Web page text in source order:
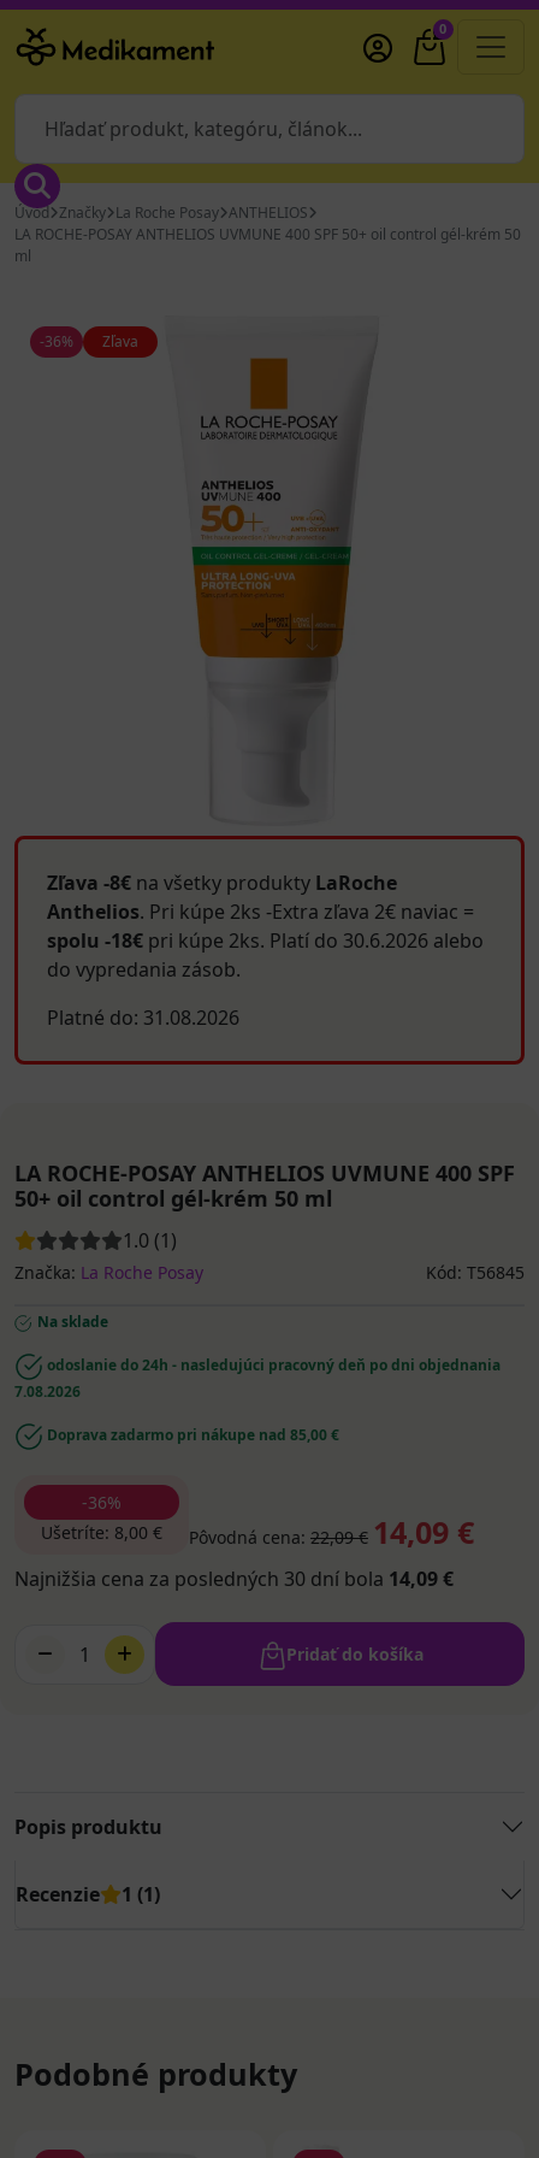
0
Úvod Značky La Roche Posay ANTHELIOS
LA ROCHE-POSAY ANTHELIOS UVMUNE 400 SPF 50+ oil control gél-krém 50
ml
Zľava -8€ na všetky produkty LaRoche
Anthelios. Pri kúpe 2ks -Extra zľava 2€ naviac =
spolu -18€ pri kúpe 2ks. Platí do 30.6.2026 alebo
do vypredania zásob.
Platné do: 31.08.2026
-36% Zľava
LA ROCHE-POSAY ANTHELIOS UVMUNE 400 SPF
50+ oil control gél-krém 50 ml
1.0 (1)
Značka: La Roche Posay Kód: T56845
Na sklade
odoslanie do 24h - nasledujúci pracovný deň po dni objednania
7.08.2026
Doprava zadarmo pri nákupe nad 85,00 €
-36%
Ušetríte: 8,00 €
Pôvodná cena: 22,09 € 14,09 €
Najnižšia cena za posledných 30 dní bola 14,09 €
1 Pridať do košíka
Popis produktu
Recenzie 1 (1)
Podobné produkty